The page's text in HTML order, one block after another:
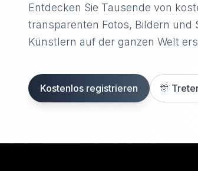
Entdecken Sie Tausende von
transparenten Fotos, Bildern und
Künstlern auf der ganzen Welt
Kostenlos registrieren 🎊